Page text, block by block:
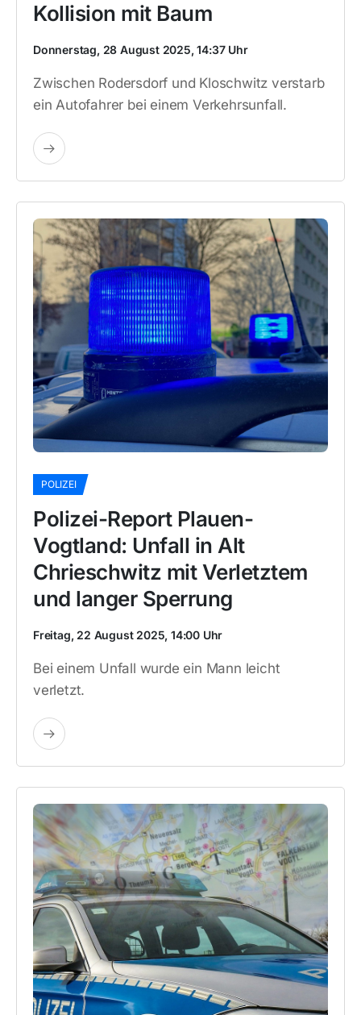
Kollision mit Baum
Donnerstag, 28 August 2025, 14:37 Uhr
Zwischen Rodersdorf und Kloschwitz verstarb
ein Autofahrer bei einem Verkehrsunfall.
POLIZEI
Polizei-Report Plauen-
Vogtland: Unfall in Alt
Chrieschwitz mit Verletztem
und langer Sperrung
Freitag, 22 August 2025, 14:00 Uhr
Bei einem Unfall wurde ein Mann leicht
verletzt.